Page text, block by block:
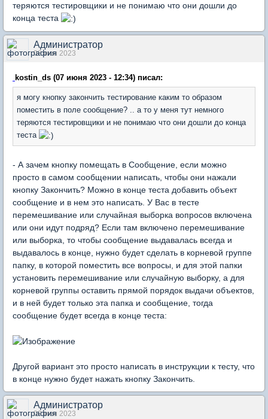
теряются тестировщики и не понимаю что они дошли до
конца теста
Администратор
08 июн 2023
kostin_ds (07 июня 2023 - 12:34) писал:
я могу кнопку закончить тестирование каким то образом
поместить в поле сообщение? .. а то у меня тут немного
теряются тестировщики и не понимаю что они дошли до конца
теста
- А зачем кнопку помещать в Сообщение, если можно
просто в самом сообщении написать, чтобы они нажали
кнопку Закончить? Можно в конце теста добавить объект
сообщение и в нем это написать. У Вас в тесте
перемешивание или случайная выборка вопросов включена
или они идут подряд? Если там включено перемешивание
или выборка, то чтобы сообщение выдавалась всегда и
выдавалось в конце, нужно будет сделать в корневой группе
папку, в которой поместить все вопросы, и для этой папки
установить перемешивание или случайную выборку, а для
корневой группы оставить прямой порядок выдачи объектов,
и в ней будет только эта папка и сообщение, тогда
сообщение будет всегда в конце теста:
Другой вариант это просто написать в инструкции к тесту, что
в конце нужно будет нажать кнопку Закончить.
Администратор
09 июн 2023